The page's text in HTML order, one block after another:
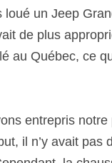
un Jeep
de plus
au Québec, ce
entrepris
il n’y avait pas